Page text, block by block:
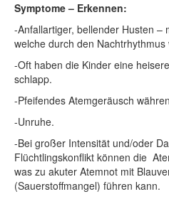
Symptome – Erkennen:
-Anfallartiger, bellender Husten –
welche durch den
-Oft haben die Kinder eine
schlapp.
-Pfeifendes Atemgeräusch
-Unruhe.
-Bei großer Intensität und/oder
Flüchtlingskonflikt können die
was zu akuter Atemnot mit
(Sauerstoffmangel) führen kann.